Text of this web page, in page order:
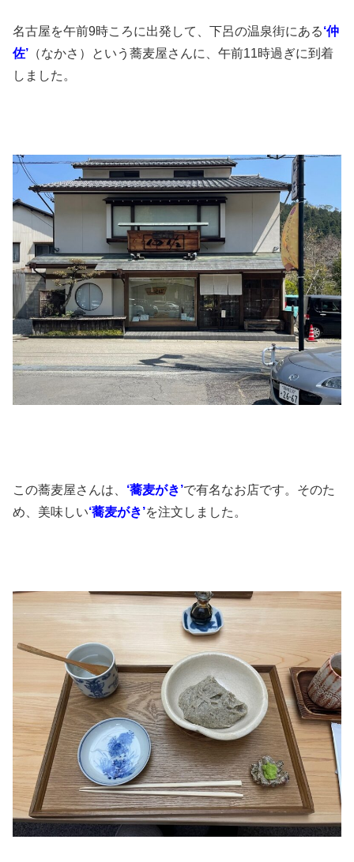
名古屋を午前9時ころに出発して、下呂の温泉街にある‘仲
佐’ （なかさ）という蕎麦屋さんに、午前11時過ぎに到着
しました。
この蕎麦屋さんは、 ‘蕎麦がき’で有名なお店です。そのた
め、美味しい‘蕎麦がき’を注文しました。